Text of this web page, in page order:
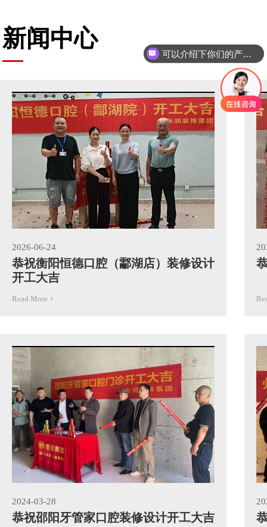
新闻中心
2026-06-24
恭祝衡阳恒德口腔（酃湖店）装修设计
开工大吉
Read More +
2024-03-28
恭祝邵阳牙管家口腔装修设计开工大吉
可以介绍下你们的产品么